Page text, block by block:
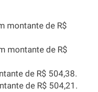
montante de R$
montante de R$
de R$ 504,38.
de R$ 504,21.